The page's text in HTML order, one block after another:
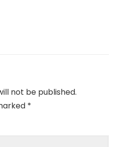
not be published.
*